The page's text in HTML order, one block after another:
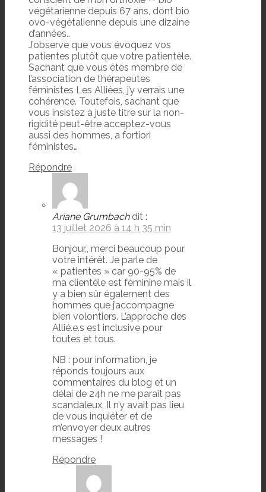
végétarienne depuis 67 ans, dont bio
ovo-végétalienne depuis une dizaine
d’années..
J’observe que vous évoquez vos
patientes plutôt que votre patientèle.
Sachant que vous êtes membre de
l’association de thérapeutes
féministes Les Alliées, j’y verrais une
cohérence. Toutefois, sachant que
vous insistez à juste titre sur la non-
rigidité peut-être acceptez-vous
aussi des hommes, a fortiori
féministes…
Répondre
Ariane Grumbach dit :
13 juillet 2026 à 14 h 35 min
Bonjour,, merci beaucoup pour
votre intérêt. Je parle de
« patientes » car 90-95% de
ma clientèle est féminine mais il
y a bien sûr également des
hommes que j’accompagne
bien volontiers. L’approche des
Allié.e.s est inclusive pour
toutes et tous.
NB : pour information, je
réponds toujours aux
commentaires du blog et un
délai de 24h ne me parait pas
scandaleux, Il n’y avait pas lieu
de vous inquiéter et de
m’envoyer deux autres
messages !
Répondre